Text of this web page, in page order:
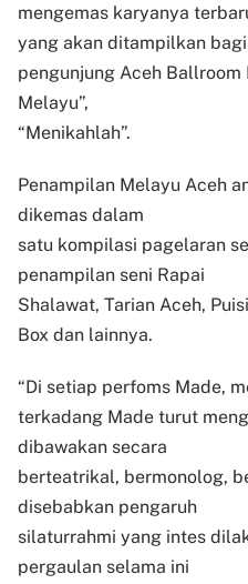
mengemas karyanya
yang akan ditampilkan bagi
pengunjung Aceh
Melayu”,
“Menikahlah”.
Penampilan Melayu Aceh
dikemas dalam
satu kompilasi pagelaran
penampilan seni Rapai
Shalawat, Tarian Aceh,
Box dan lainnya.
“Di setiap perfoms Made,
terkadang Made turut
dibawakan secara
berteatrikal, bermonolog,
disebabkan pengaruh
silaturrahmi yang intes
pergaulan selama ini